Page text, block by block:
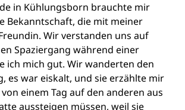
in Kühlungsborn brauchte mir
Bekanntschaft, die mit meiner
Wir verstanden uns auf
Spaziergang während einer
ich mich gut. Wir wanderten den
es war eiskalt, und sie erzählte mir
einem Tag auf den anderen aus
aussteigen müssen, weil sie